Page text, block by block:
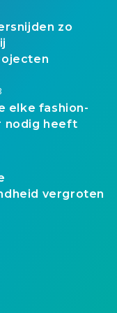
zo
elke fashion-
nodig heeft
vergroten